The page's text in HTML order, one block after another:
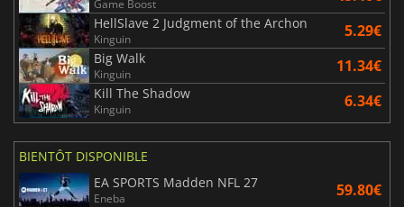
Game Boost
HellSlave 2 Judgment of the Archon
Kinguin 5.29€
Big Walk
Kinguin 11.34€
Kill The Shadow
Kinguin 6.34€
BIENTÔT DISPONIBLE
EA SPORTS Madden NFL 27
Eneba 59.80€